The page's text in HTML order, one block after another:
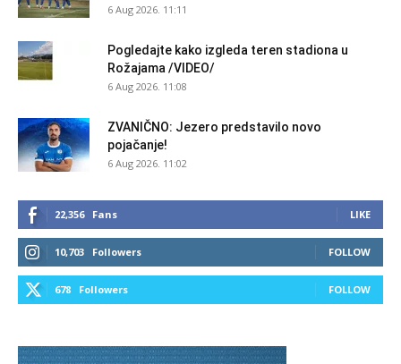
6 Aug 2026. 11:11
Pogledajte kako izgleda teren stadiona u
Rožajama /VIDEO/
6 Aug 2026. 11:08
ZVANIČNO: Jezero predstavilo novo
pojačanje!
6 Aug 2026. 11:02
22,356 Fans LIKE
10,703 Followers FOLLOW
678 Followers FOLLOW